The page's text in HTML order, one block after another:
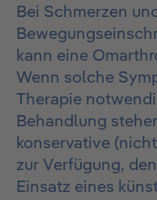
Bei Schmerzen
kann eine
Wenn solche
Therapie
Behandlung
konservative
zur Verfügung,
Einsatz eines